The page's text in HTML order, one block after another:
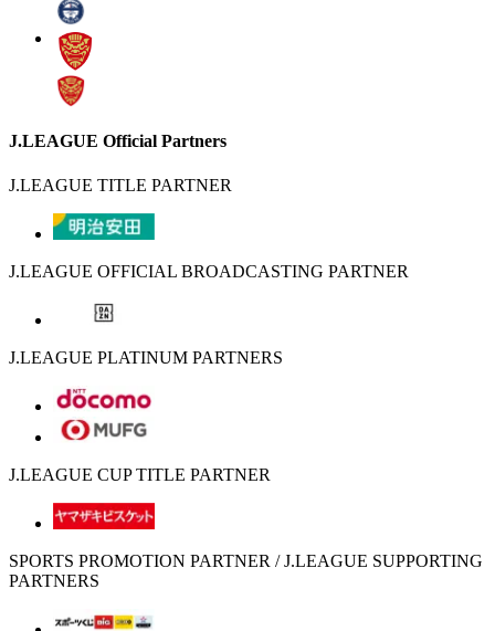
J.LEAGUE Official Partners
J.LEAGUE TITLE PARTNER
J.LEAGUE OFFICIAL BROADCASTING PARTNER
J.LEAGUE PLATINUM PARTNERS
J.LEAGUE CUP TITLE PARTNER
SPORTS PROMOTION PARTNER / J.LEAGUE SUPPORTING
PARTNERS